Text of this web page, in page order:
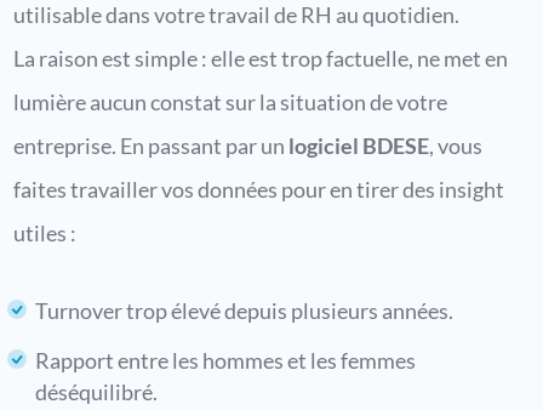
utilisable dans votre travail de RH au quotidien.
La raison est simple : elle est trop factuelle, ne met en
lumière aucun constat sur la situation de votre
entreprise. En passant par un logiciel BDESE, vous
faites travailler vos données pour en tirer des insight
utiles :
Turnover trop élevé depuis plusieurs années.
Rapport entre les hommes et les femmes
déséquilibré.